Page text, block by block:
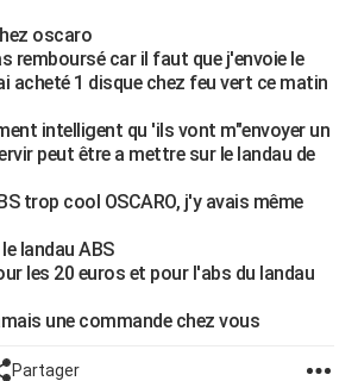
oscaro
remboursé car il faut que j'envoie le
acheté 1 disque chez feu vert ce matin
intelligent qu 'ils vont m"envoyer un
peut être a mettre sur le landau de
trop cool OSCARO, j'y avais même
landau ABS
les 20 euros et pour l'abs du landau
une commande chez vous
Partager